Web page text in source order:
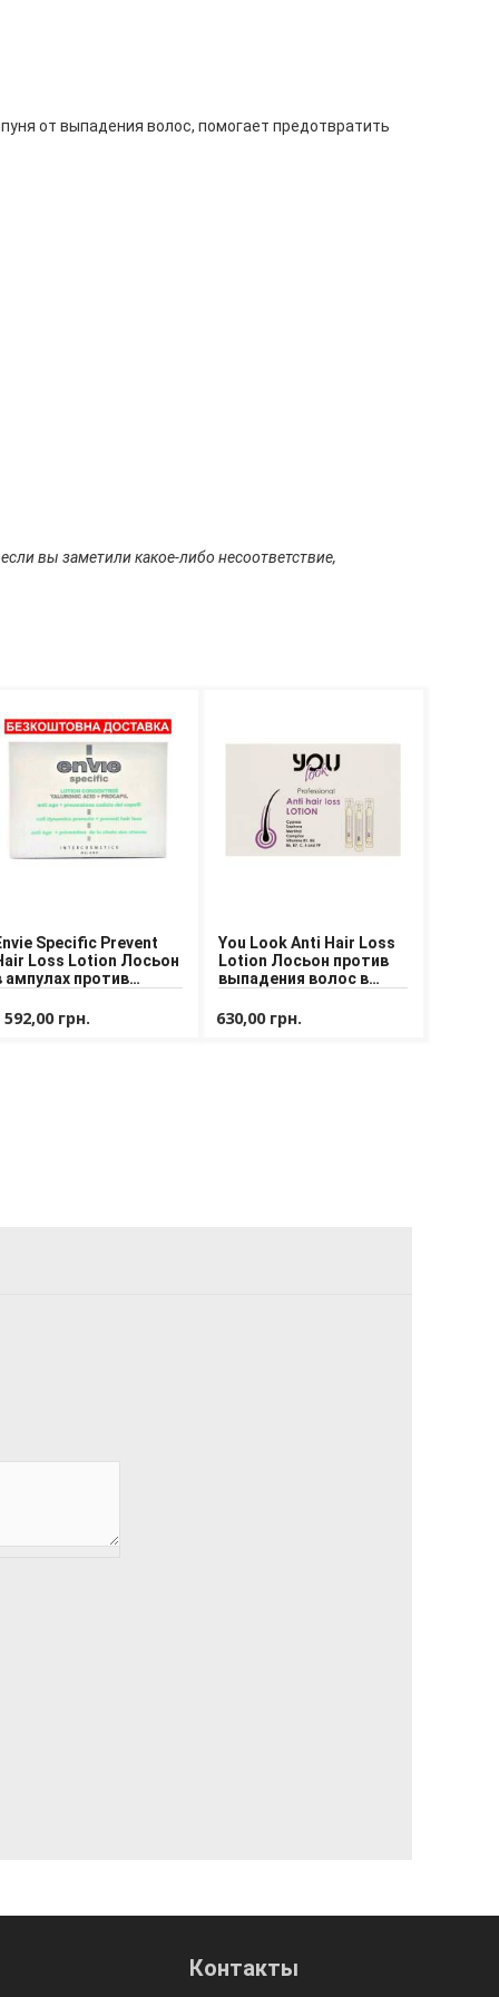
от выпадения волос, помогает предотвратить
вы заметили какое-либо несоответствие,
Specific Prevent
Loss Lotion Лосьон
ампулах против
592,00 грн.
You Look Anti Hair Loss
Lotion Лосьон против
выпадения волос в
630,00 грн.
Контакты